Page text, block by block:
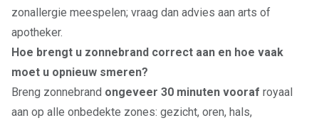
zonallergie meespelen; vraag dan advies aan arts of
apotheker.
Hoe brengt u zonnebrand correct aan en hoe vaak
moet u opnieuw smeren?
Breng zonnebrand ongeveer 30 minuten vooraf royaal
aan op alle onbedekte zones: gezicht, oren, hals,